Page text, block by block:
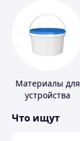
Материалы для
устройства
полов
Что ищут